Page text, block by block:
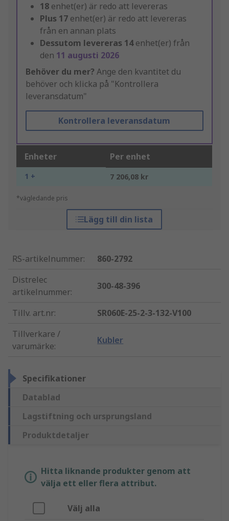
18 enhet(er) är redo att levereras
Plus 17 enhet(er) är redo att levereras
från en annan plats
Dessutom levereras 14enhet(er) från
den 11 augusti 2026
Behöver du mer? Ange den kvantitet du
behöver och klicka på "Kontrollera
leveransdatum"
Kontrollera leveransdatum
Enheter Per enhet
1 + 7 206,08 kr
*vägledande pris
Lägg till din lista
RS-artikelnummer:
860-2792
Distrelec
artikelnummer:
300-48-396
Tillv. art.nr:
SR060E-25-2-3-132-V100
Tillverkare /
varumärke:
Kubler
Specifikationer
Datablad
Lagstiftning och ursprungsland
Produktdetaljer
Hitta liknande produkter genom att
välja ett eller flera attribut.
Välj alla